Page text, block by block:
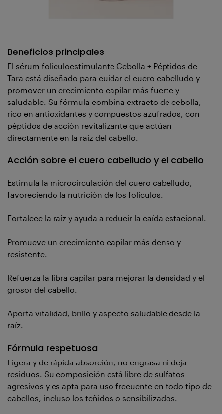
Beneficios principales
El sérum foliculoestimulante Cebolla + Péptidos de
Tara está diseñado para cuidar el cuero cabelludo y
promover un crecimiento capilar más fuerte y
saludable. Su fórmula combina extracto de cebolla,
rico en antioxidantes y compuestos azufrados, con
péptidos de acción revitalizante que actúan
directamente en la raíz del cabello.
Acción sobre el cuero cabelludo y el cabello
Estimula la microcirculación del cuero cabelludo,
favoreciendo la nutrición de los folículos.
Fortalece la raíz y ayuda a reducir la caída estacional.
Promueve un crecimiento capilar más denso y
resistente.
Refuerza la fibra capilar para mejorar la densidad y el
grosor del cabello.
Aporta vitalidad, brillo y aspecto saludable desde la
raíz.
Fórmula respetuosa
Ligera y de rápida absorción, no engrasa ni deja
residuos. Su composición está libre de sulfatos
agresivos y es apta para uso frecuente en todo tipo de
cabellos, incluso los teñidos o sensibilizados.